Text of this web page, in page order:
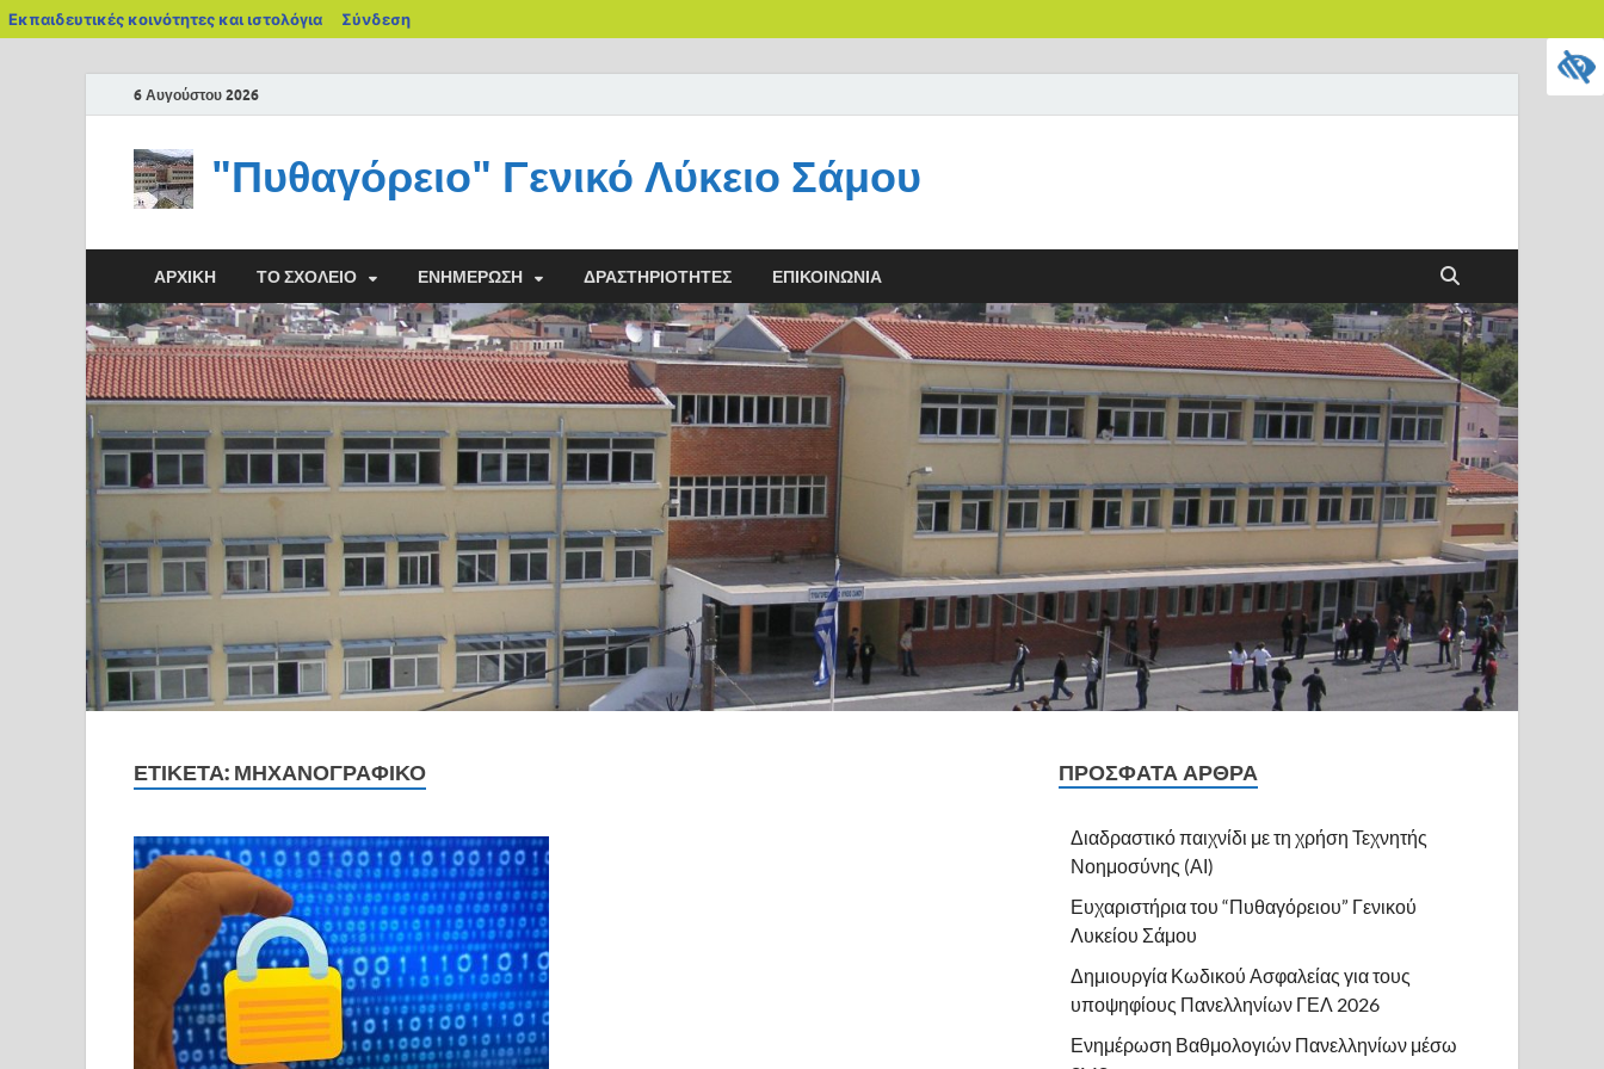
Εκπαιδευτικές κοινότητες και ιστολόγια Σύνδεση
6 Αυγούστου 2026
"Πυθαγόρειο" Γενικό Λύκειο Σάμου
ΑΡΧΙΚΉ ΤΟ ΣΧΟΛΕΊΟ ΕΝΗΜΈΡΩΣΗ ΔΡΑΣΤΗΡΙΌΤΗΤΕΣ ΕΠΙΚΟΙΝΩΝΊΑ
ΕΤΙΚΈΤΑ: ΜΗΧΑΝΟΓΡΑΦΙΚΌ ΠΡΌΣΦΑΤΑ ΆΡΘΡΑ
Διαδραστικό παιχνίδι με τη χρήση Τεχνητής
Νοημοσύνης (ΑΙ)
Ευχαριστήρια του “Πυθαγόρειου” Γενικού
Λυκείου Σάμου
Δημιουργία Κωδικού Ασφαλείας για τους
υποψηφίους Πανελληνίων ΓΕΛ 2026
Ενημέρωση Βαθμολογιών Πανελληνίων μέσω